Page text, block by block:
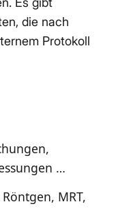
die nach
Protokoll
…
Röntgen, MRT,